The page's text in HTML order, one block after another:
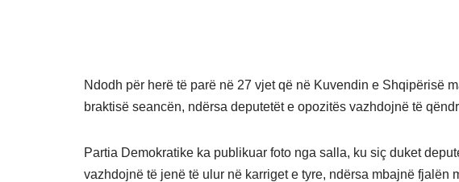
Ndodh për herë të parë në 27 vjet që në Kuvendin e Shqipërisë
braktisë seancën, ndërsa deputetët e opozitës vazhdojnë të
Partia Demokratike ka publikuar foto nga salla, ku siç duket
vazhdojnë të jenë të ulur në karriget e tyre, ndërsa mbajnë fjalën